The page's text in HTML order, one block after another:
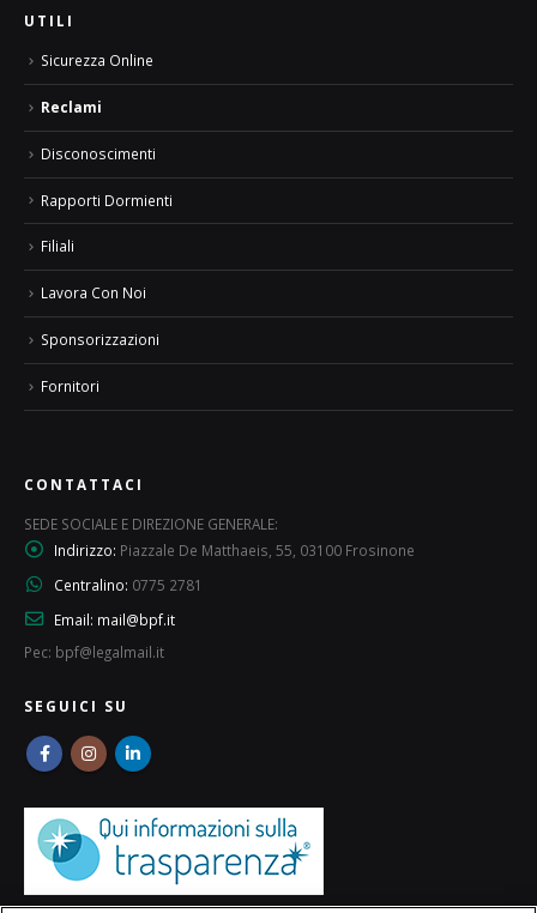
UTILI
Sicurezza Online
Reclami
Disconoscimenti
Rapporti Dormienti
Filiali
Lavora Con Noi
Sponsorizzazioni
Fornitori
CONTATTACI
SEDE SOCIALE E DIREZIONE GENERALE:
Indirizzo: Piazzale De Matthaeis, 55, 03100 Frosinone
Centralino: 0775 2781
Email: mail@bpf.it
Pec: bpf@legalmail.it
SEGUICI SU